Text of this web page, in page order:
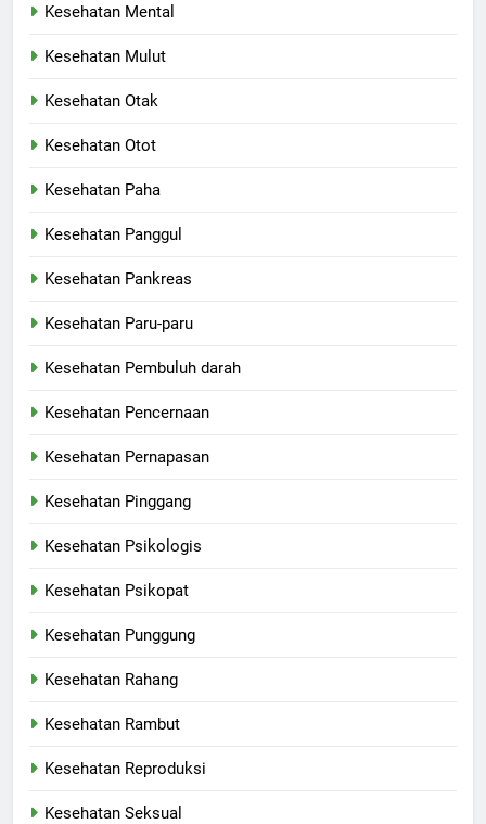
Kesehatan Mental
Kesehatan Mulut
Kesehatan Otak
Kesehatan Otot
Kesehatan Paha
Kesehatan Panggul
Kesehatan Pankreas
Kesehatan Paru-paru
Kesehatan Pembuluh darah
Kesehatan Pencernaan
Kesehatan Pernapasan
Kesehatan Pinggang
Kesehatan Psikologis
Kesehatan Psikopat
Kesehatan Punggung
Kesehatan Rahang
Kesehatan Rambut
Kesehatan Reproduksi
Kesehatan Seksual